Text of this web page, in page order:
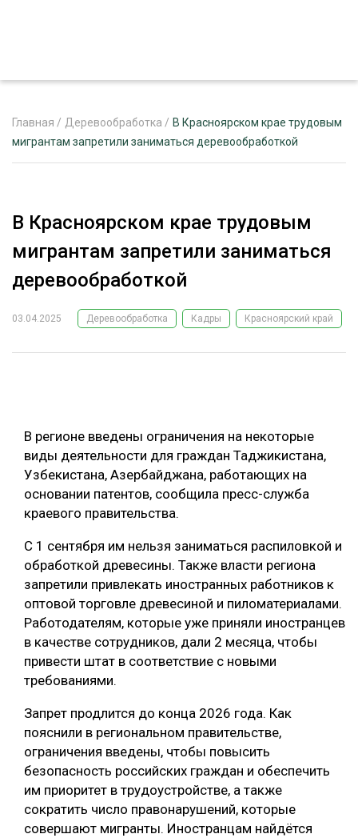
РЕКЛАМОДАТЕЛЯМ
ЛЕСНОЕ ХОЗЯЙСТВО
ЛЕСОЗАГОТОВКА
БИОЭНЕРГЕТИКА
ЛЕСОВОССТАНОВЛЕНИЕ И ЗАЩИТА
ЛОГИСТИКА
ПРОИЗВОДСТВО ДРЕВЕСНЫХ ПЛИТ
ЦБП
КОМПЛЕКСНАЯ ПЕРЕРАБОТКА
ЛЕСОПИЛЕНИЕ
БЕЗОПАСНОЕ ПРОИЗВОДСТВО
СОРТИРОВКА ДРЕВЕСИНЫ
СУШКА ДРЕВЕСИНЫ
МЕБЕЛЬНОЕ ПРОИЗВОДСТВО
ТЕМАТИЧЕСКИЕ ПРОЕКТЫ
ПОДБОРКИ СТАТЕЙ
ЭКСПЕРТНОЕ МНЕНИЕ
Главная / Деревообработка / В Красноярском крае трудовым
мигрантам запретили заниматься деревообработкой
В Красноярском крае трудовым
мигрантам запретили заниматься
деревообработкой
03.04.2025 Деревообработка Кадры Красноярский край
В регионе введены ограничения на некоторые
виды деятельности для граждан Таджикистана,
Узбекистана, Азербайджана, работающих на
основании патентов, сообщила пресс-служба
краевого правительства.
С 1 сентября им нельзя заниматься распиловкой и
обработкой древесины. Также власти региона
запретили привлекать иностранных работников к
оптовой торговле древесиной и пиломатериалами.
Работодателям, которые уже приняли иностранцев
в качестве сотрудников, дали 2 месяца, чтобы
привести штат в соответствие с новыми
требованиями.
Запрет продлится до конца 2026 года. Как
пояснили в региональном правительстве,
ограничения введены, чтобы повысить
безопасность российских граждан и обеспечить
им приоритет в трудоустройстве, а также
сократить число правонарушений, которые
совершают мигранты. Иностранцам найдётся